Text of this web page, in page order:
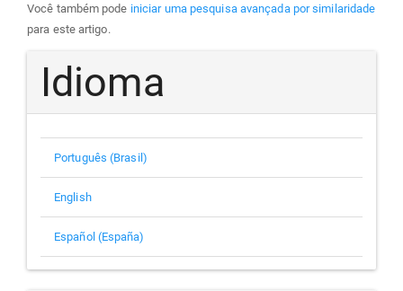
Você também pode iniciar uma pesquisa avançada por similaridade
para este artigo.
Idioma
Português (Brasil)
English
Español (España)